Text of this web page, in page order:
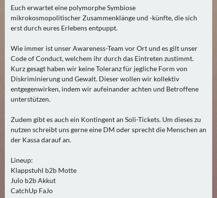
N
(
2
)
U
E
B
E
R
M
O
G
E
N
Euch erwartet eine polymorphe Symbiose
mikrokosmopolitischer Zusammenklänge und -künfte, die sich
erst durch eures Erlebens entpuppt.
Wie immer ist unser Awareness-Team vor Ort und es gilt unser
Code of Conduct, welchem ihr durch das Eintreten zustimmt.
Kurz gesagt haben wir keine Toleranz für jegliche Form von
Diskriminierung und Gewalt. Dieser wollen wir kollektiv
entgegenwirken, indem wir aufeinander achten und Betroffene
unterstützen.
Zudem gibt es auch ein Kontingent an Soli-Tickets. Um dieses zu
nutzen schreibt uns gerne eine DM oder sprecht die Menschen an
der Kassa darauf an.
Lineup:
Klappstuhl b2b Motte
Julo b2b Akkut
CatchUp FaJo